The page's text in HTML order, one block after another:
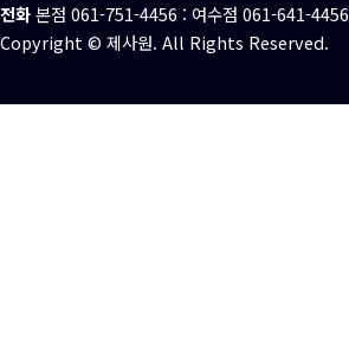
전화본점 061-751-4456 : 여수점 061-641-4456
Copyright © 제사원. All Rights Reserved.